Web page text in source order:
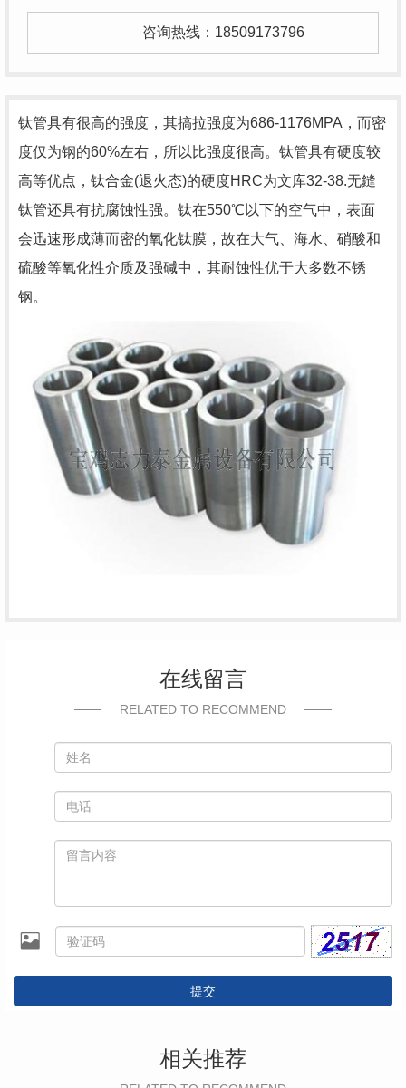
咨询热线： 18509173796
钛管具有很高的强度，其搞拉强度为686-1176MPA，而密
度仅为钢的60%左右，所以比强度很高。钛管具有硬度较
高等优点，钛合金(退火态)的硬度HRC为文库32-38.无鏠
钛管还具有抗腐蚀性强。钛在550℃以下的空气中，表面
会迅速形成薄而密的氧化钛膜，故在大气、海水、硝酸和
硫酸等氧化性介质及强碱中，其耐蚀性优于大多数不锈
钢。
在线留言
RELATED TO RECOMMEND
提交
相关推荐